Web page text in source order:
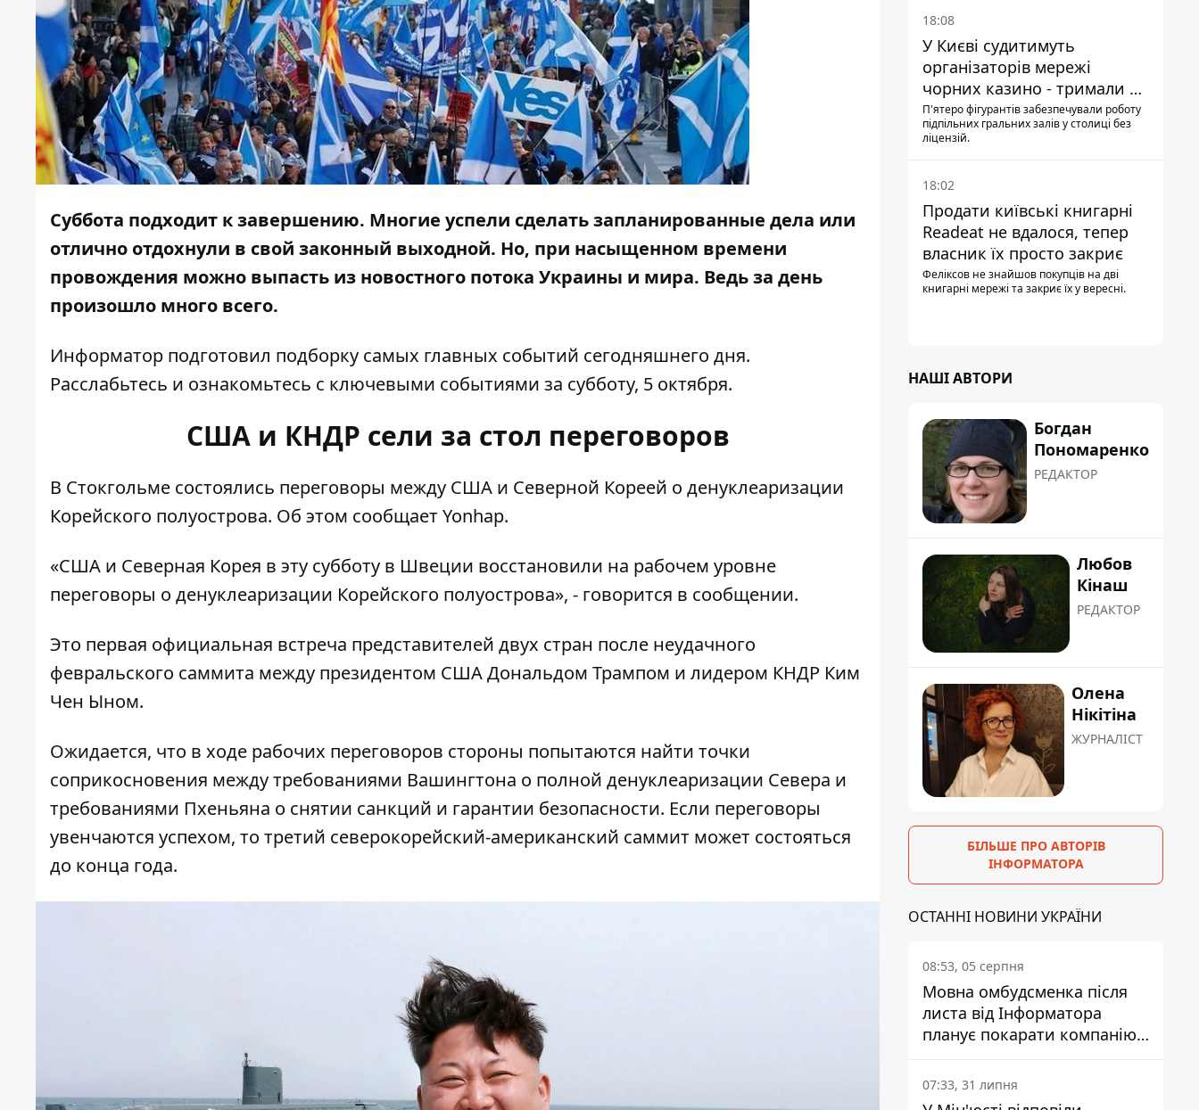
Суббота подходит к завершению. Многие успели сделать запланированные дела или
отлично отдохнули в свой законный выходной. Но, при насыщенном времени
провождения можно выпасть из новостного потока Украины и мира. Ведь за день
произошло много всего.
Информатор подготовил подборку самых главных событий сегодняшнего дня.
Расслабьтесь и ознакомьтесь с ключевыми событиями за субботу, 5 октября.
США и КНДР сели за стол переговоров
В Стокгольме состоялись переговоры между США и Северной Кореей о денуклеаризации
Корейского полуострова. Об этом сообщает Yonhap.
«США и Северная Корея в эту субботу в Швеции восстановили на рабочем уровне
переговоры о денуклеаризации Корейского полуострова», - говорится в сообщении.
Это первая официальная встреча представителей двух стран после неудачного
февральского саммита между президентом США Дональдом Трампом и лидером КНДР Ким
Чен Ыном.
Ожидается, что в ходе рабочих переговоров стороны попытаются найти точки
соприкосновения между требованиями Вашингтона о полной денуклеаризации Севера и
требованиями Пхеньяна о снятии санкций и гарантии безопасности. Если переговоры
увенчаются успехом, то третий северокорейский-американский саммит может состояться
до конца года.
18:08
У Києві судитимуть
організаторів мережі
чорних казино - тримали 39
закладів
П'ятеро фігурантів забезпечували роботу
підпільних гральних залів у столиці без
ліцензій.
18:02
Продати київські книгарні
Readeat не вдалося, тепер
власник їх просто закриє
Феліксов не знайшов покупців на дві
книгарні мережі та закриє їх у вересні.
НАШІ АВТОРИ
Богдан
Пономаренко
РЕДАКТОР
Любов
Кінаш
РЕДАКТОР
Олена
Нікітіна
ЖУРНАЛІСТ
БІЛЬШЕ ПРО АВТОРІВ
ІНФОРМАТОРА
ОСТАННІ НОВИНИ УКРАЇНИ
08:53, 05 серпня
Мовна омбудсменка після
листа від Інформатора
планує покарати компанію-
підрядника ПриватБанку
07:33, 31 липня